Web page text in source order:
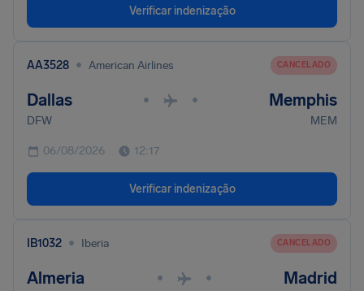
Verificar indenização
AA3528 • American Airlines CANCELADO
Dallas • • Memphis
DFW MEM
06/08/2026 12:17
Verificar indenização
IB1032 • Iberia CANCELADO
Almeria • • Madrid